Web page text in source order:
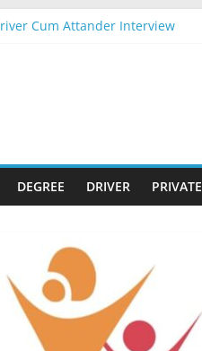
Cum Attander Interview
DEGREE DRIVER PRIVATE